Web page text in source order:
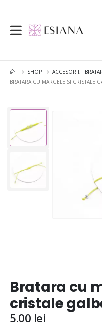
SHOP ACCESORII,
BRATARA CU MARGELE SI CRISTALE
Bratara cu
cristale
5.00 lei